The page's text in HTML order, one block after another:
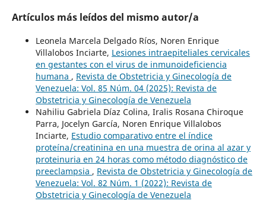
Artículos más leídos del mismo autor/a
Leonela Marcela Delgado Ríos, Noren Enrique
Villalobos Inciarte, Lesiones intraepiteliales cervicales
en gestantes con el virus de inmunoideficiencia
humana , Revista de Obstetricia y Ginecología de
Venezuela: Vol. 85 Núm. 04 (2025): Revista de
Obstetricia y Ginecología de Venezuela
Nahiliu Gabriela Díaz Colina, Iralis Rosana Chiroque
Parra, Jocelyn García, Noren Enrique Villalobos
Inciarte, Estudio comparativo entre el índice
proteína/creatinina en una muestra de orina al azar y
proteinuria en 24 horas como método diagnóstico de
preeclampsia , Revista de Obstetricia y Ginecología de
Venezuela: Vol. 82 Núm. 1 (2022): Revista de
Obstetricia y Ginecología de Venezuela